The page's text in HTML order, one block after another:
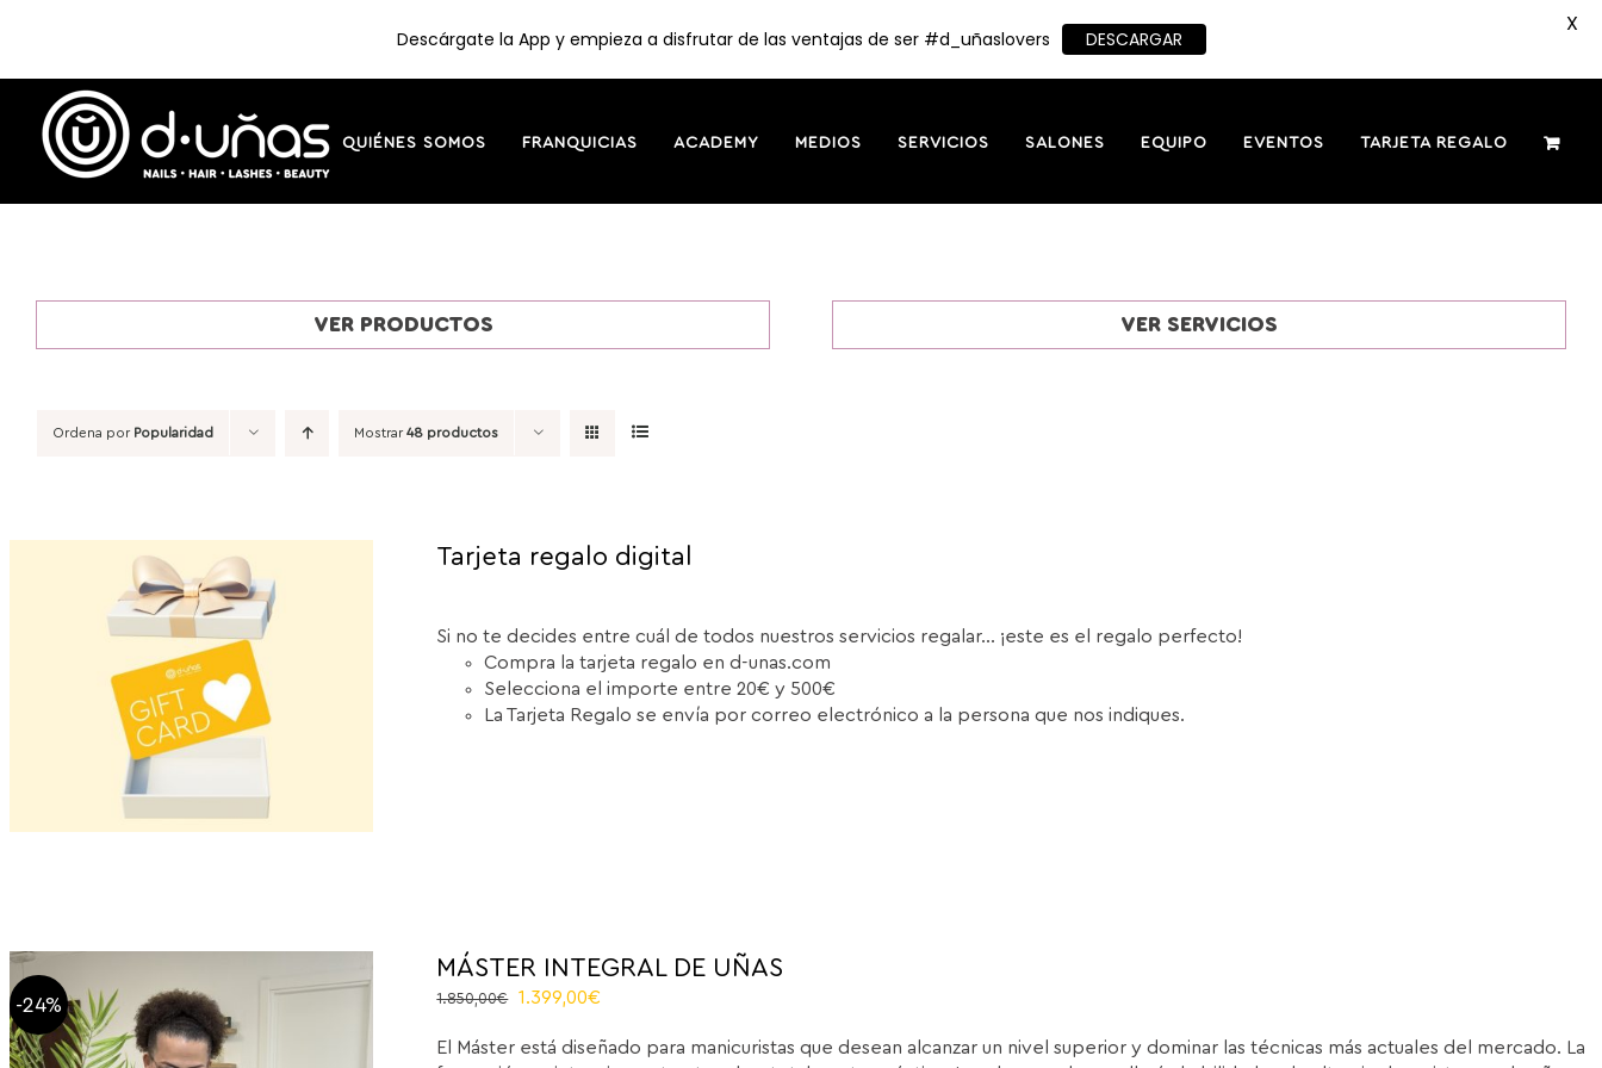
contenido
QUIÉNES SOMOS FRANQUICIAS ACADEMY MEDIOS SERVICIOS SALONES EQUIPO EVENTOS TARJETA REGALO
VER PRODUCTOS VER SERVICIOS
Ordena por Popularidad Mostrar48 productos
Tarjeta regalo digital
Si no te decides entre cuál de todos nuestros servicios regalar... ¡este es el regalo perfecto!
Compra la tarjeta regalo en d-unas.com
Selecciona el importe entre 20€ y 500€
La Tarjeta Regalo se envía por correo electrónico a la persona que nos indiques.
-24%
MÁSTER INTEGRAL DE UÑAS
1.850,00€
El
original
1.399,00€
actual
El Máster está diseñado para manicuristas que desean alcanzar un nivel superior y dominar las técnicas más actuales del mercado. La
Descárgate la App y empieza a disfrutar de las ventajas de ser #d_uñaslovers DESCARGAR
X